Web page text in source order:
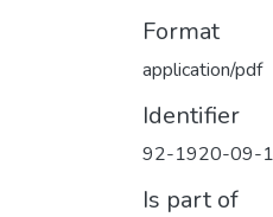
Format
application/pdf
Identifier
92-1920-09-
Is part of